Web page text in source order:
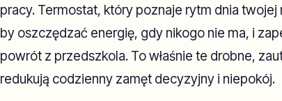
pracy. Termostat, który poznaje rytm dnia
by oszczędzać energię, gdy nikogo nie ma, i
powrót z przedszkola. To właśnie te drobne,
redukują codzienny zamęt decyzyjny i niepokój.